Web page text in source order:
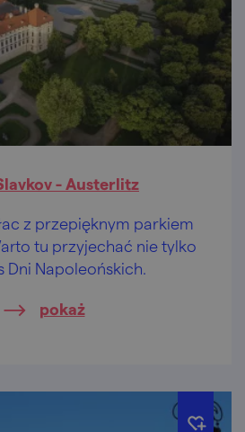
- Austerlitz
z przepięknym parkiem
tu przyjechać nie tylko
Dni Napoleońskich.
pokaż